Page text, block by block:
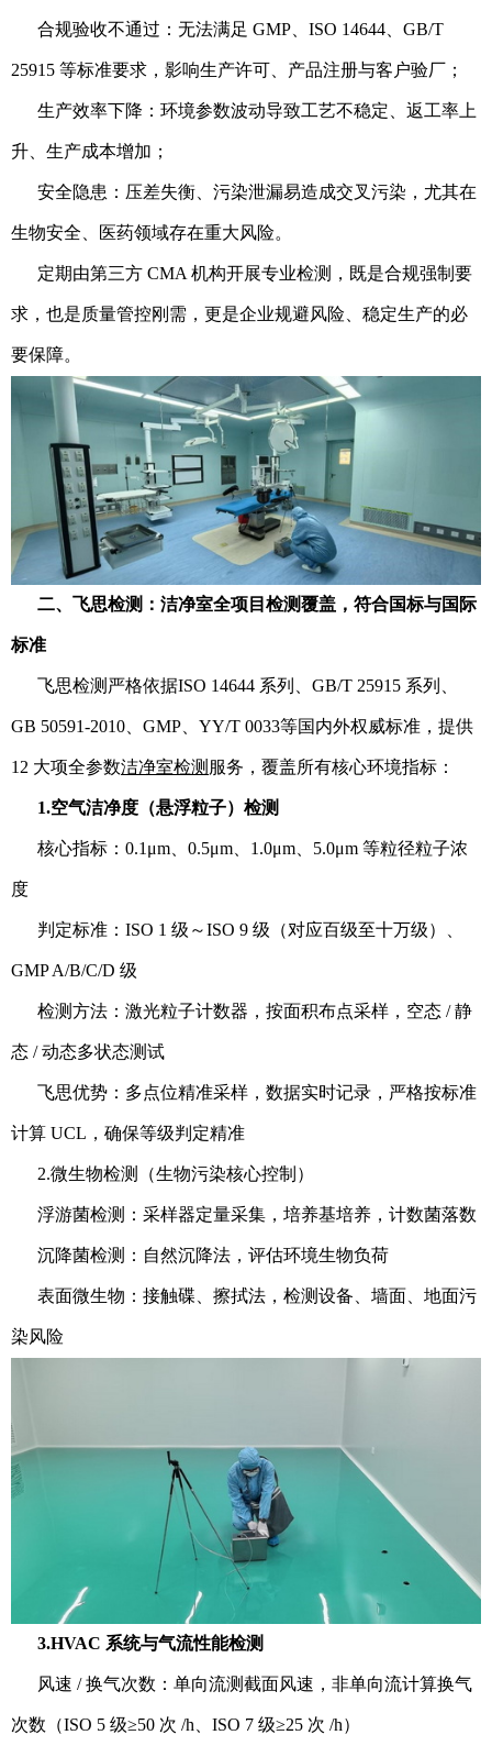
合规验收不通过：无法满足 GMP、ISO 14644、GB/T
25915 等标准要求，影响生产许可、产品注册与客户验厂；
生产效率下降：环境参数波动导致工艺不稳定、返工率上
升、生产成本增加；
安全隐患：压差失衡、污染泄漏易造成交叉污染，尤其在
生物安全、医药领域存在重大风险。
定期由第三方 CMA 机构开展专业检测，既是合规强制要
求，也是质量管控刚需，更是企业规避风险、稳定生产的必
要保障。
二、飞思检测：洁净室全项目检测覆盖，符合国标与国际
标准
飞思检测严格依据ISO 14644 系列、GB/T 25915 系列、
GB 50591-2010、GMP、YY/T 0033等国内外权威标准，提供
12 大项全参数洁净室检测 服务，覆盖所有核心环境指标：
1.空气洁净度（悬浮粒子）检测
核心指标：0.1μm、0.5μm、1.0μm、5.0μm 等粒径粒子浓
度
判定标准：ISO 1 级～ISO 9 级（对应百级至十万级）、
GMP A/B/C/D 级
检测方法：激光粒子计数器，按面积布点采样，空态 / 静
态 / 动态多状态测试
飞思优势：多点位精准采样，数据实时记录，严格按标准
计算 UCL，确保等级判定精准
2.微生物检测（生物污染核心控制）
浮游菌检测：采样器定量采集，培养基培养，计数菌落数
沉降菌检测：自然沉降法，评估环境生物负荷
表面微生物：接触碟、擦拭法，检测设备、墙面、地面污
染风险
3.HVAC 系统与气流性能检测
风速 / 换气次数：单向流测截面风速，非单向流计算换气
次数（ISO 5 级≥50 次 /h、ISO 7 级≥25 次 /h）